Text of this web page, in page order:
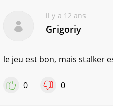
il y a 12 ans
Grigoriy
le jeu est bon, mais stalker
0 0